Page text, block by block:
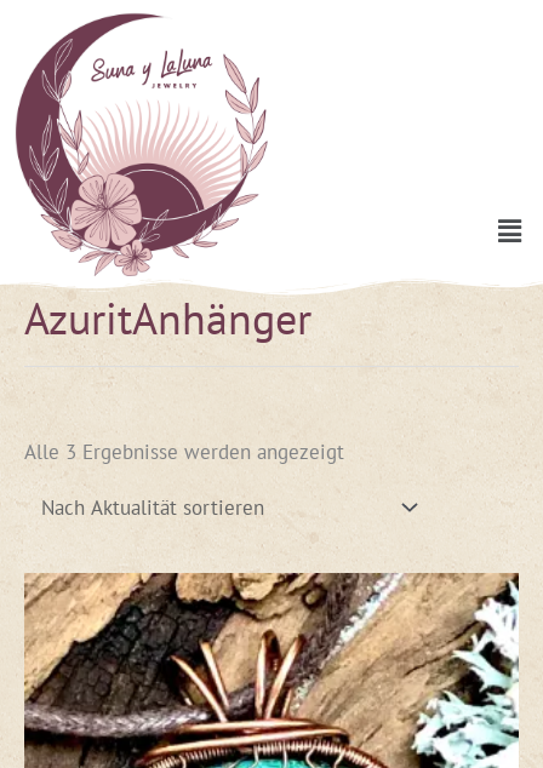
Inhalt
springen
AzuritAnhänger
Alle 3 Ergebnisse werden angezeigt
Nach
Aktualität
sortiert